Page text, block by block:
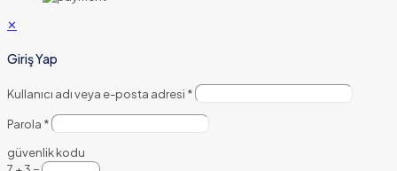
✕
Giriş Yap
Kullanıcı adı veya e-posta adresi *
Parola *
güvenlik kodu